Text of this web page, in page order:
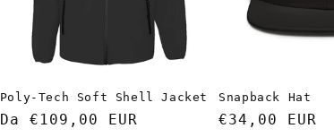
Poly-Tech Soft Shell Jacket
Prezzo
Da €109,00 EUR
Snapback Hat
Prezzo
€34,00 EUR